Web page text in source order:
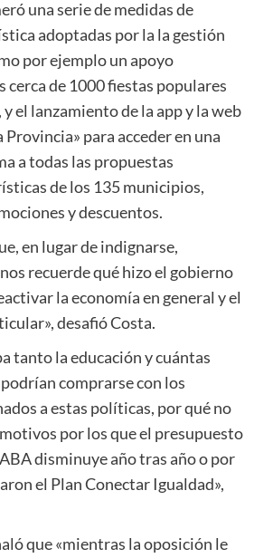
una serie de medidas de
adoptadas por la la gestión
por ejemplo un apoyo
cerca de 1000 fiestas populares
el lanzamiento de la app y la web
Provincia» para acceder en una
a todas las propuestas
de los 135 municipios,
y descuentos.
en lugar de indignarse,
recuerde qué hizo el gobierno
la economía en general y el
desafió Costa.
tanto la educación y cuántas
comprarse con los
a estas políticas, por qué no
por los que el presupuesto
disminuye año tras año o por
el Plan Conectar Igualdad»,
que «mientras la oposición le